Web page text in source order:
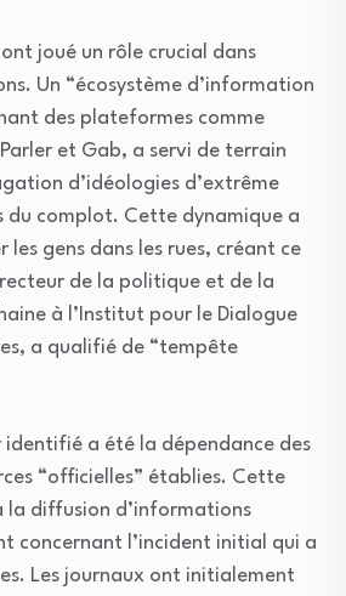
joué un rôle crucial dans
Un “écosystème d’information
des plateformes comme
et Gab, a servi de terrain
d’idéologies d’extrême
du complot. Cette dynamique a
les gens dans les rues, créant ce
de la politique et de la
à l’Institut pour le Dialogue
a qualifié de “tempête
identifié a été la dépendance des
“officielles” établies. Cette
la diffusion d’informations
concernant l’incident initial qui a
Les journaux ont initialement